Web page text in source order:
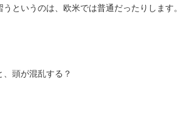
というのは、欧米では普通だったりします。
頭が混乱する？